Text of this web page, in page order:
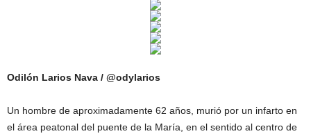
Odilón Larios Nava / @odylarios
Un hombre de aproximadamente 62 años, murió por un infarto en
el área peatonal del puente de la María, en el sentido al centro de